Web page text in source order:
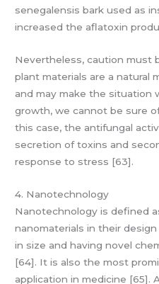
senegalensis bark used as
increased the aflatoxin
Nevertheless, caution must
plant materials are a natural
and may make the situation
growth, we cannot be sure
this case, the antifungal
secretion of toxins and
response to stress [63].
4. Nanotechnology
Nanotechnology is defined
nanomaterials in their design
in size and having novel
[64]. It is also the most
application in medicine [65].